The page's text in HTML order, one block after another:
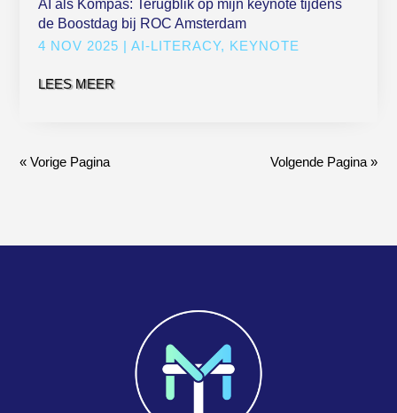
AI als Kompas: Terugblik op mijn keynote tijdens
de Boostdag bij ROC Amsterdam
4 NOV 2025 |AI-LITERACY, KEYNOTE
LEES MEER
« Vorige Pagina Volgende Pagina »